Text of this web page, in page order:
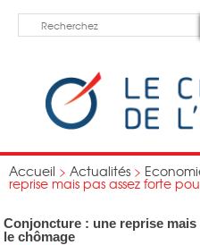
Accueil > Actualités >
reprise mais pas assez forte
Conjoncture : une reprise
le chômage